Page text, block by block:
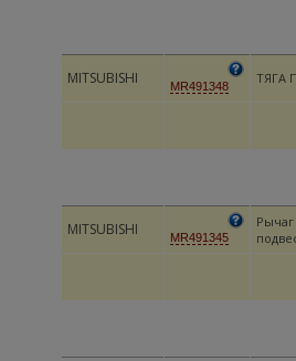
MITSUBISHI MR491348 ТЯГА
MITSUBISHI MR491345